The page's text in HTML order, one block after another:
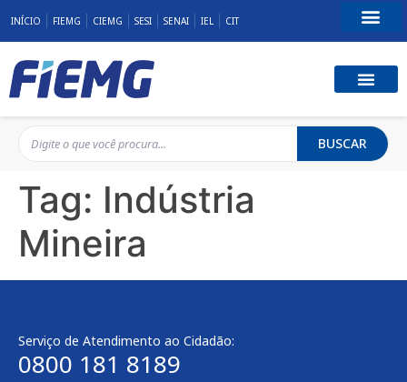
INÍCIO FIEMG CIEMG SESI SENAI IEL CIT
BUSCAR
Tag: Indústria
Mineira
Serviço de Atendimento ao Cidadão:
0800 181 8189